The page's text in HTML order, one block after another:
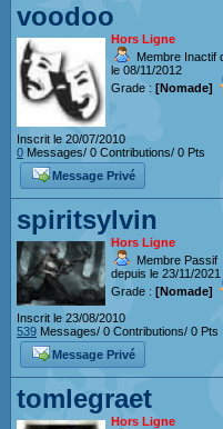
voodoo
Hors Ligne
Membre Inactif
le 08/11/2012
Grade : [Nomade]
Inscrit le 20/07/2010
0 Messages/ 0 Contributions/ 0 Pts
Message Privé
spiritsylvin
Hors Ligne
Membre Passif
depuis le 23/11/2021
Grade : [Nomade]
Inscrit le 23/08/2010
539 Messages/ 0 Contributions/ 0 Pts
Message Privé
tomlegraet
Hors Ligne